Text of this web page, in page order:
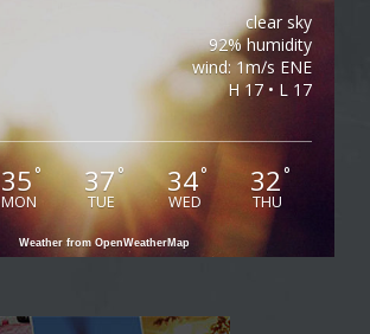
clear sky
92% humidity
wind: 1m/s ENE
H 17 • L 17
35°
MON
37°
TUE
34°
WED
32°
THU
Weather from OpenWeatherMap